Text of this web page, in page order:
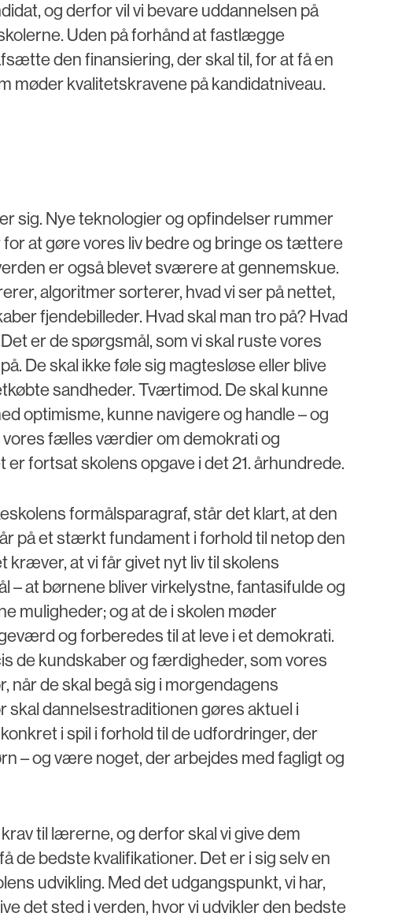
og derfor vil vi bevare uddannelsen på
Uden på forhånd at fastlægge
den finansiering, der skal til, for at få en
møder kvalitetskravene på kandidatniveau.
sig. Nye teknologier og opfindelser rummer
at gøre vores liv bedre og bringe os tættere
er også blevet sværere at gennemskue.
algoritmer sorterer, hvad vi ser på nettet,
fjendebilleder. Hvad skal man tro på? Hvad
er de spørgsmål, som vi skal ruste vores
De skal ikke føle sig magtesløse eller blive
sandheder. Tværtimod. De skal kunne
optimisme, kunne navigere og handle – og
fælles værdier om demokrati og
er fortsat skolens opgave i det 21. århundrede.
formålsparagraf, står det klart, at den
på et stærkt fundament i forhold til netop den
kræver, at vi får givet nyt liv til skolens
– at børnene bliver virkelystne, fantasifulde og
muligheder; og at de i skolen møder
og forberedes til at leve i et demokrati.
de kundskaber og færdigheder, som vores
når de skal begå sig i morgendagens
skal dannelsestraditionen gøres aktuel i
i spil i forhold til de udfordringer, der
– og være noget, der arbejdes med fagligt og
til lærerne, og derfor skal vi give dem
de bedste kvalifikationer. Det er i sig selv en
udvikling. Med det udgangspunkt, vi har,
det sted i verden, hvor vi udvikler den bedste